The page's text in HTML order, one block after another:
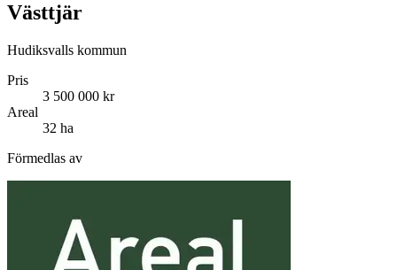
Västtjär
Hudiksvalls kommun
Pris
3 500 000 kr
Areal
32 ha
Förmedlas av